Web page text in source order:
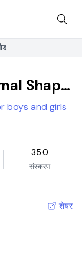
Shape
boys and girls
35.0
संस्करण
शेयर